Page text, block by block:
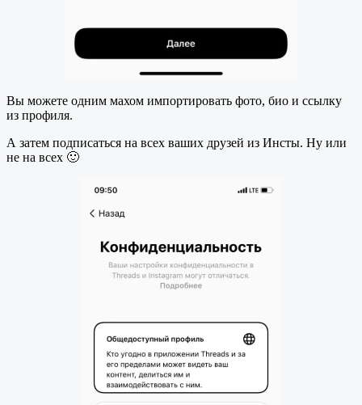
Вы можете одним махом импортировать фото, био и ссылку
из профиля.
А затем подписаться на всех ваших друзей из Инсты. Ну или
не на всех 🙂